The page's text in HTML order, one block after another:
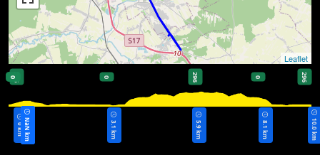
Leaflet
0 km
296 0
3.1 km
296
5.9 km
0
8.1 km
0
NaN km
0
NaN km
0
NaN km
0
NaN km
0
NaN km
296
10.0 km